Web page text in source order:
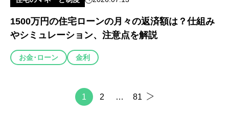
1500万円の住宅ローンの月々の返済額は？仕組み
やシミュレーション、注意点を解説
お金･ローン 金利
1 2 … 81